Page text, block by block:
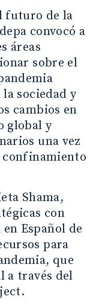
futuro de la
convocó a
áreas
sobre el
sociedad y
cambios en
global y
una vez
confinamiento
Shama,
con
Español de
para
que
a través del